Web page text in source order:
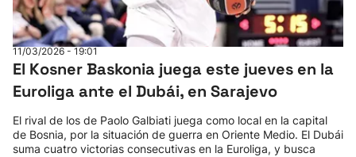
11/03/2026 - 19:01
El Kosner Baskonia juega este jueves en la
Euroliga ante el Dubái, en Sarajevo
El rival de los de Paolo Galbiati juega como local en la capital
de Bosnia, por la situación de guerra en Oriente Medio. El Dubái
suma cuatro victorias consecutivas en la Euroliga, y busca